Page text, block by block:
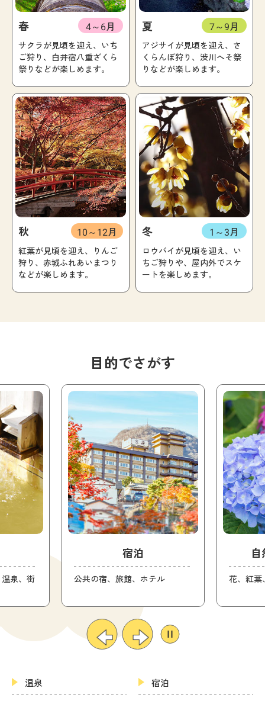
春 4～6月
サクラが見頃を迎え、いち
ご狩り、白井宿八重ざくら
祭りなどが楽しめます。
夏 7～9月
アジサイが見頃を迎え、さ
くらんぼ狩り、渋川へそ祭
りなどが楽しめます。
秋 10～12月
紅葉が見頃を迎え、りんご
狩り、赤城ふれあいまつり
などが楽しめます。
冬 1～3月
ロウバイが見頃を迎え、い
ちご狩りや、屋内外でスケ
ートを楽しめます。
目的でさがす
泉、街 公共の宿、旅館、ホテル
宿泊
花、紅葉
温泉 宿泊